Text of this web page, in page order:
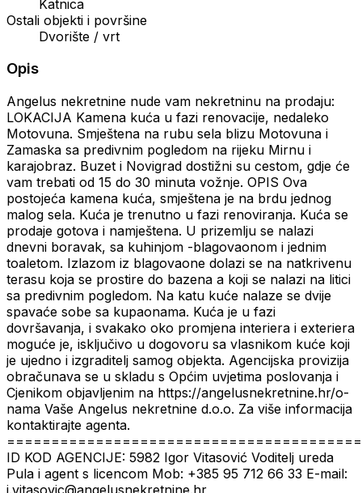
Katnica
Ostali objekti i površine
Dvorište / vrt
Opis
Angelus nekretnine nude vam nekretninu na prodaju:
LOKACIJA Kamena kuća u fazi renovacije, nedaleko
Motovuna. Smještena na rubu sela blizu Motovuna i
Zamaska sa predivnim pogledom na rijeku Mirnu i
karajobraz. Buzet i Novigrad dostižni su cestom, gdje će
vam trebati od 15 do 30 minuta vožnje. OPIS Ova
postojeća kamena kuća, smještena je na brdu jednog
malog sela. Kuća je trenutno u fazi renoviranja. Kuća se
prodaje gotova i namještena. U prizemlju se nalazi
dnevni boravak, sa kuhinjom -blagovaonom i jednim
toaletom. Izlazom iz blagovaone dolazi se na natkrivenu
terasu koja se prostire do bazena a koji se nalazi na litici
sa predivnim pogledom. Na katu kuće nalaze se dvije
spavaće sobe sa kupaonama. Kuća je u fazi
dovršavanja, i svakako oko promjena interiera i exteriera
moguće je, isključivo u dogovoru sa vlasnikom kuće koji
je ujedno i izgraditelj samog objekta. Agencijska provizija
obračunava se u skladu s Općim uvjetima poslovanja i
Cjenikom objavljenim na https://angelusnekretnine.hr/o-
nama Vaše Angelus nekretnine d.o.o. Za više informacija
kontaktirajte agenta.
ID KOD AGENCIJE: 5982 Igor Vitasović Voditelj ureda
Pula i agent s licencom Mob: +385 95 712 66 33 E-mail: